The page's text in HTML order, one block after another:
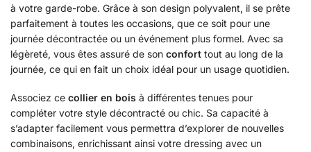
à votre garde-robe. Grâce à son design polyvalent, il se prête
parfaitement à toutes les occasions, que ce soit pour une
journée décontractée ou un événement plus formel. Avec sa
légèreté, vous êtes assuré de son confort tout au long de la
journée, ce qui en fait un choix idéal pour un usage quotidien.
Associez ce collier en bois à différentes tenues pour
compléter votre style décontracté ou chic. Sa capacité à
s’adapter facilement vous permettra d’explorer de nouvelles
combinaisons, enrichissant ainsi votre dressing avec un